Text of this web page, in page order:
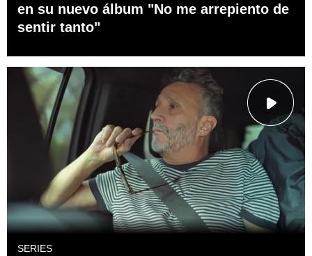
en su nuevo álbum "No me arrepiento de
sentir tanto"
SERIES